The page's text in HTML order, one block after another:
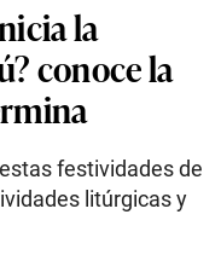
la
conoce la
festividades de
litúrgicas y